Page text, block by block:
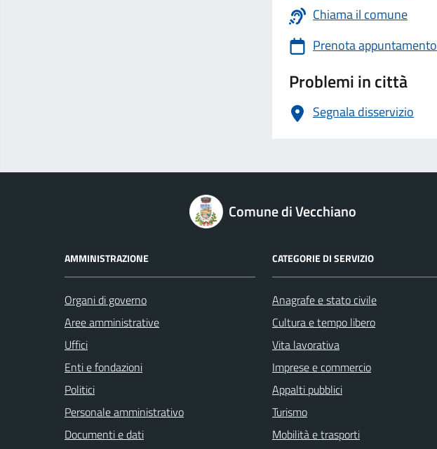
Chiama il comune
Prenota appuntamento
Problemi in città
Segnala disservizio
Comune di Vecchiano
AMMINISTRAZIONE
Organi di governo
Aree amministrative
Uffici
Enti e fondazioni
Politici
Personale amministrativo
Documenti e dati
CATEGORIE DI SERVIZIO
Anagrafe e stato civile
Cultura e tempo libero
Vita lavorativa
Imprese e commercio
Appalti pubblici
Turismo
Mobilità e trasporti